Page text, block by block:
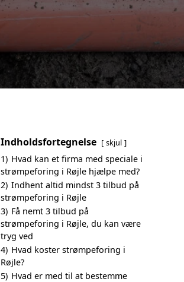
Indholdsfortegnelse skjul
1) Hvad kan et firma med speciale i
strømpeforing i Røjle hjælpe med?
2) Indhent altid mindst 3 tilbud på
strømpeforing i Røjle
3) Få nemt 3 tilbud på
strømpeforing i Røjle, du kan være
tryg ved
4) Hvad koster strømpeforing i
Røjle?
5) Hvad er med til at bestemme